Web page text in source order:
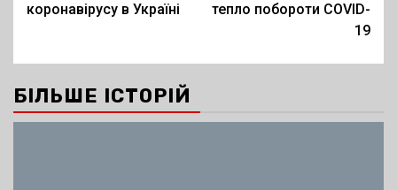
коронавірусу в Україні
тепло побороти COVID-
19
БІЛЬШЕ ІСТОРІЙ